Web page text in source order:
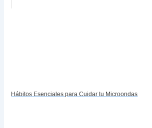
Hábitos Esenciales para Cuidar tu Microondas